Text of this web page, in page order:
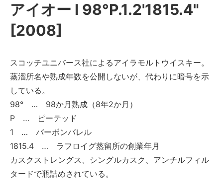
アイオー Ⅰ 98°P.1.2'1815.4"
[2008]
スコッチユニバース社によるアイラモルトウイスキー。
蒸溜所名や熟成年数を公開しないが、代わりに暗号を示
している。
98° … 98か月熟成（8年2か月）
P … ピーテッド
1 … バーボンバレル
1815.4 … ラフロイグ蒸留所の創業年月
カスクストレングス、シングルカスク、アンチルフィル
タードで瓶詰めされている。